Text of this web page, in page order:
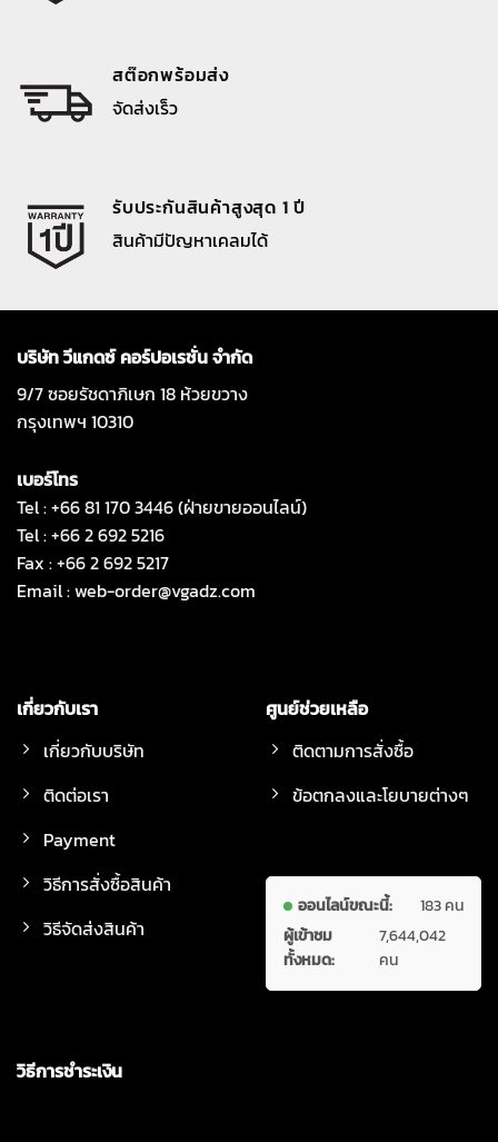
สต๊อกพร้อมส่ง
จัดส่งเร็ว
รับประกันสินค้าสูงสุด 1 ปี
สินค้ามีปัญหาเคลมได้
บริษัท วีแกดซ์ คอร์ปอเรชั่น จำกัด
9/7 ซอยรัชดาภิเษก 18 ห้วยขวาง
กรุงเทพฯ 10310
เบอร์โทร
Tel : +66 81 170 3446 (ฝ่ายขายออนไลน์)
Tel : +66 2 692 5216
Fax : +66 2 692 5217
Email :web-order@vgadz.com
เกี่ยวกับเรา
เกี่ยวกับบริษัท
ติดต่อเรา
Payment
วิธีการสั่งซื้อสินค้า
วิธีจัดส่งสินค้า
ศูนย์ช่วยเหลือ
ติดตามการสั่งซื้อ
ข้อตกลงและโยบายต่างๆ
ออนไลน์ขณะนี้:
183 คน
ผู้เข้าชม
ทั้งหมด:
7,644,042
คน
วิธีการชำระเงิน